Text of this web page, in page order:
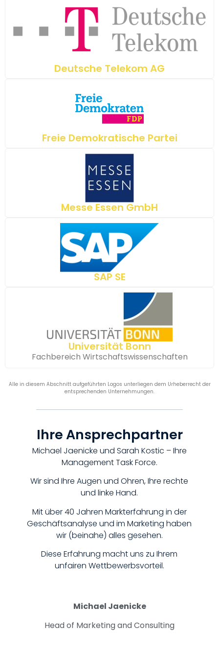
Deutsche Telekom AG
Freie Demokratische Partei
Messe Essen GmbH
SAP SE
Universität Bonn
Fachbereich Wirtschaftswissenschaften​
Alle in diesem Abschnitt aufgeführten Logos unterliegen dem Urheberrecht der
entsprechenden Unternehmungen.
Ihre Ansprechpartner
Michael Jaenicke und Sarah Kostic – Ihre
Management Task Force.
Wir sind Ihre Augen und Ohren, Ihre rechte
und linke Hand.
Mit über 40 Jahren Markterfahrung in der
Geschäftsanalyse und im Marketing haben
wir (beinahe) alles gesehen.
Diese Erfahrung macht uns zu Ihrem
unfairen Wettbewerbsvorteil.
Michael Jaenicke
Head of Marketing and Consulting